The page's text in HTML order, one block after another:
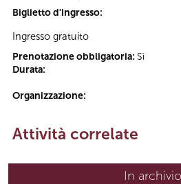
Biglietto d'ingresso:
Ingresso gratuito
Prenotazione obbligatoria: Sì
Durata:
Organizzazione:
Attività correlate
In archivio